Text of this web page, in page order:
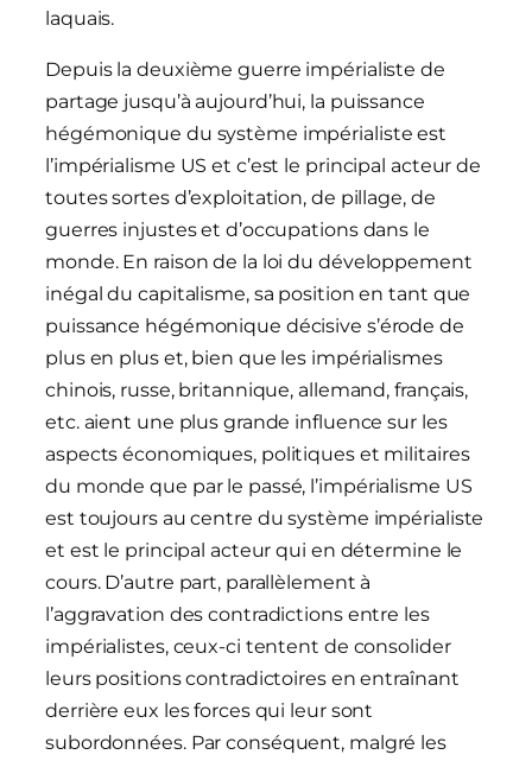
laquais.
Depuis la deuxième guerre impérialiste de
partage jusqu’à aujourd’hui, la puissance
hégémonique du système impérialiste est
l’impérialisme US et c’est le principal acteur de
toutes sortes d’exploitation, de pillage, de
guerres injustes et d’occupations dans le
monde. En raison de la loi du développement
inégal du capitalisme, sa position en tant que
puissance hégémonique décisive s’érode de
plus en plus et, bien que les impérialismes
chinois, russe, britannique, allemand, français,
etc. aient une plus grande influence sur les
aspects économiques, politiques et militaires
du monde que par le passé, l’impérialisme US
est toujours au centre du système impérialiste
et est le principal acteur qui en détermine le
cours. D’autre part, parallèlement à
l’aggravation des contradictions entre les
impérialistes, ceux-ci tentent de consolider
leurs positions contradictoires en entraînant
derrière eux les forces qui leur sont
subordonnées. Par conséquent, malgré les